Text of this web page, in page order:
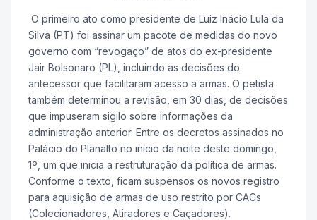
O primeiro ato como presidente de Luiz Inácio Lula da
Silva (PT) foi assinar um pacote de medidas do novo
governo com “revogaço” de atos do ex-presidente
Jair Bolsonaro (PL), incluindo as decisões do
antecessor que facilitaram acesso a armas. O petista
também determinou a revisão, em 30 dias, de decisões
que impuseram sigilo sobre informações da
administração anterior. Entre os decretos assinados no
Palácio do Planalto no início da noite deste domingo,
1º, um que inicia a restruturação da política de armas.
Conforme o texto, ficam suspensos os novos registro
para aquisição de armas de uso restrito por CACs
(Colecionadores, Atiradores e Caçadores).